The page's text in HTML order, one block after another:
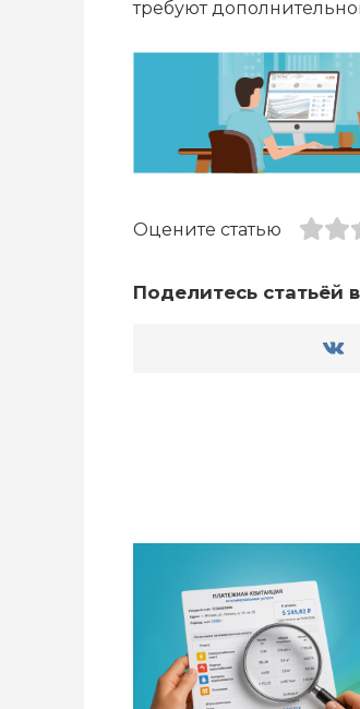
требуют
Оцените статью
Поделитесь статьёй